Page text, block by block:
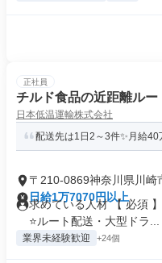
正社員
チルド食品の近距離ルー
日本低温運輸株式会社
配送先は1日2～3件✨月給40
〒210-0869神奈川県川崎
日給1万7070円以上
求めている人材 【 必須
⭐ルート配送・大型ドラ...
業界未経験歓迎 +24個